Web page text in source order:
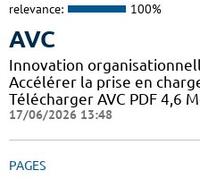
relevance: 100%
AVC
Innovation
Accélérer la prise en
Télécharger AVC PDF 4,6
17/06/2026 13:48
PAGES